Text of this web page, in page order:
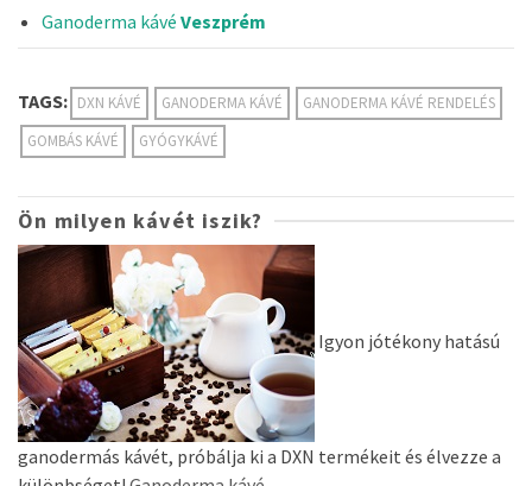
Ganoderma kávé Veszprém
TAGS: DXN KÁVÉ GANODERMA KÁVÉ
GANODERMA KÁVÉ RENDELÉS
GOMBÁS KÁVÉ
GYÓGYKÁVÉ
Ön milyen kávét iszik?
Igyon jótékony hatású
ganodermás kávét, próbálja ki a DXN termékeit és élvezze a